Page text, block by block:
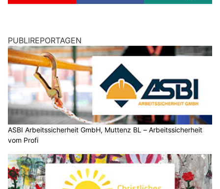
PUBLIREPORTAGEN
ASBI Arbeitssicherheit GmbH, Muttenz BL – Arbeitssicherheit
vom Profi